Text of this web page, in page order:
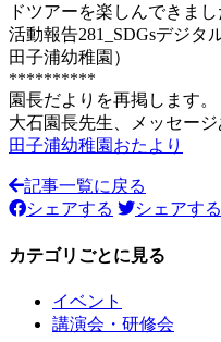
ドツアーを楽しんできま
活動報告281_SDGsデジタ
田子浦幼稚園）
**********
園長だよりを再掲します。
大石園長先生、メッセー
田子浦幼稚園おたより
記事一覧に戻る
シェアする
シェアする
カテゴリごとに見る
イベント
講演会・研修会